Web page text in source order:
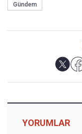
Gündem
YORUMLAR